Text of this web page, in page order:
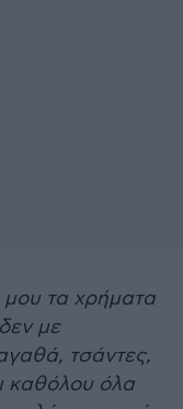
τα χρήματα
με
τσάντες,
καθόλου όλα